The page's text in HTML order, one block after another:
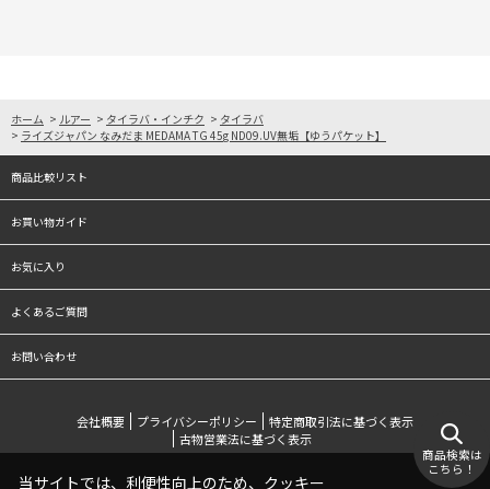
ホーム > ルアー > タイラバ・インチク > タイラバ
> ライズジャパン なみだま MEDAMA TG 45g ND09.UV無垢【ゆうパケット】
商品比較リスト
お買い物ガイド
お気に入り
よくあるご質問
お問い合わせ
会社概要 プライバシーポリシー
特定商取引法に基づく表示
古物営業法に基づく表示
商品検索は
こちら！
当サイトでは、利便性向上のため、クッキー